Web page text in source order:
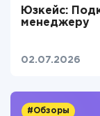
Юзкейс:
менеджеру
02.07.2026
#Обзоры